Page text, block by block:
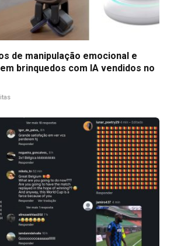
de manipulação emocional e
brinquedos com IA vendidos no